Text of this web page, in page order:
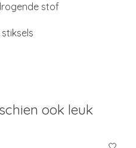
stof
ook leuk